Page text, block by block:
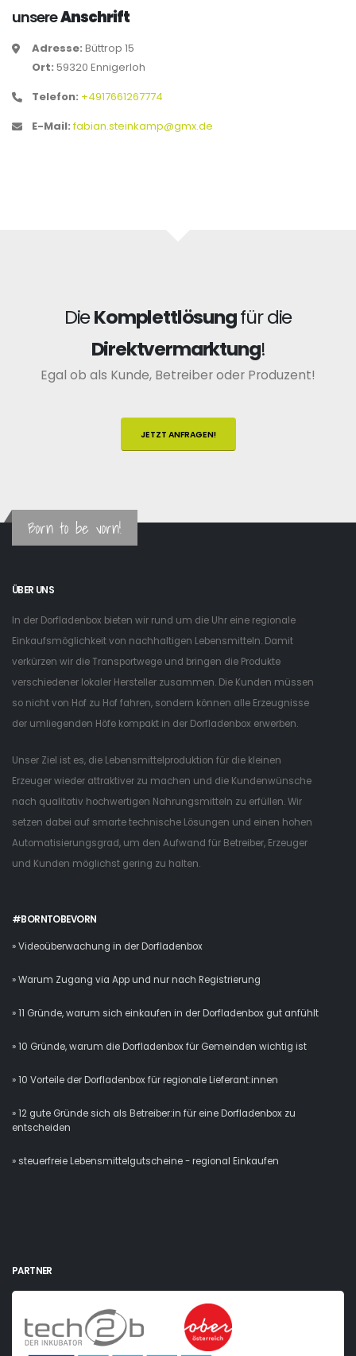
unsereAnschrift
Adresse: Büttrop 15
Ort: 59320 Ennigerloh
Telefon: +4917661267774
E-Mail: fabian.steinkamp@gmx.de
DieKomplettlösungfür die
Direktvermarktung!
Egal ob als Kunde, Betreiber oder Produzent!
JETZT ANFRAGEN!
Born to be vorn!
ÜBER UNS
In der Dorfladenbox bieten wir rund um die Uhr eine regionale
Einkaufsmöglichkeit von nachhaltigen Lebensmitteln. Damit
verkürzen wir die Transportwege und bringen die Produkte
verschiedener lokaler Hersteller zusammen. Die Kunden müssen
so nicht von Hof zu Hof fahren, sondern können alle Erzeugnisse
der umliegenden Höfe kompakt in der Dorfladenbox erwerben.
Unser Ziel ist es, die Lebensmittelproduktion für die kleinen
Erzeuger wieder attraktiver zu machen und die Kundenwünsche
nach qualitativ hochwertigen Nahrungsmitteln zu erfüllen. Wir
setzen dabei auf smarte technische Lösungen und einen hohen
Automatisierungsgrad, um den Aufwand für Betreiber, Erzeuger
und Kunden möglichst gering zu halten.
#BORNTOBEVORN
» Videoüberwachung in der Dorfladenbox
» Warum Zugang via App und nur nach Registrierung
» 11 Gründe, warum sich einkaufen in der Dorfladenbox gut anfühlt
» 10 Gründe, warum die Dorfladenbox für Gemeinden wichtig ist
» 10 Vorteile der Dorfladenbox für regionale Lieferant:innen
» 12 gute Gründe sich als Betreiber:in für eine Dorfladenbox zu
entscheiden
» steuerfreie Lebensmittelgutscheine - regional Einkaufen
PARTNER